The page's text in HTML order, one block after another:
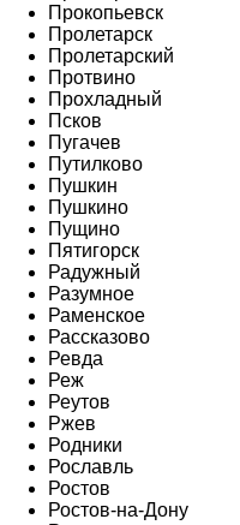
Прокопьевск
Пролетарск
Пролетарский
Протвино
Прохладный
Псков
Пугачев
Путилково
Пушкин
Пушкино
Пущино
Пятигорск
Радужный
Разумное
Раменское
Рассказово
Ревда
Реж
Реутов
Ржев
Родники
Рославль
Ростов
Ростов-на-Дону